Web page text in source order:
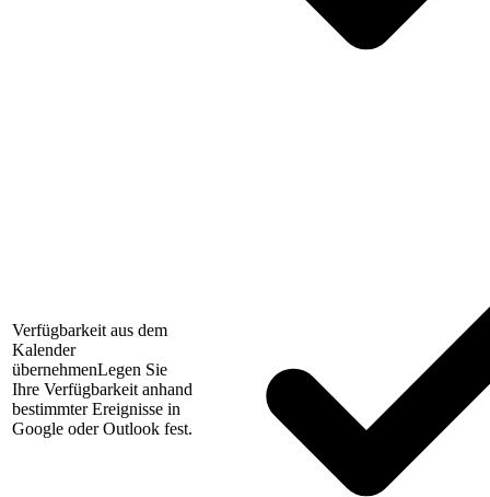
Verfügbarkeit aus dem
Kalender
übernehmenLegen Sie
Ihre Verfügbarkeit anhand
bestimmter Ereignisse in
Google oder Outlook fest.